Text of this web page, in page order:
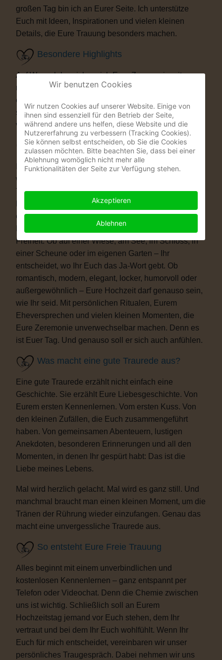
großen Tag bin ich an Eurer Seite. Ich unterstütze
Euch mit Ideen, Inspirationen und vielen kleinen
Details, die Eure Trauung besonders machen.
Besondere Highlights
Auf Wunsch bereichere ich Eure Zeremonie mit
musikalischen oder künstlerischen Elementen. Als
ehemaliger Musicaldarsteller und Sänger entstehen
so Momente, die Eure Gäste garantiert nicht
vergessen werden.
Warum eine Freie Trauung?
Immer mehr Paare wünschen sich eine Hochzeit, die
wirklich zu ihnen passt. Vielleicht ist eine kirchliche
Trauung nicht das Richtige für Euch. Vielleicht ist
Euch die standesamtliche Zeremonie allein zu kurz
oder zu unpersönlich. Eine Freie Trauung schenkt
Euch genau das, was Ihr Euch wünscht: völlige
Freiheit. Ob auf einer Wiese, am See, im Schloss, in
einer Scheune oder im eigenen Garten – Ihr
entscheidet, wo Ihr Euch das Ja-Wort gebt. Ob
romantisch, modern, elegant, locker, humorvoll oder
außergewöhnlich – Eure Hochzeit darf genauso sein,
wie Ihr seid. Mit persönlichen Ritualen, Eurem
Eheversprechen und vielen kleinen Momenten, die
Eure Zeremonie unverwechselbar machen. Denn es
ist Euer Tag. Und genauso soll er sich auch anfühlen.
Was macht eine gute Traurede aus?
Eine gute Traurede erzählt nicht einfach eine
Geschichte. Sie erzählt Eure Liebesgeschichte. Von
Eurem ersten Kennenlernen. Vom ersten Kuss. Von
den kleinen Zufällen, die Euch zusammengeführt
haben. Von gemeinsamen Abenteuern, lustigen
Anekdoten, besonderen Erinnerungen und all den
Momenten, in denen Ihr gespürt habt: Das ist die
Liebe meines Lebens.
Mal wird herzlich gelacht. Mal wird es ganz still. Und
manchmal braucht man einen kleinen Moment, um die
Tränen der Rührung wieder einzufangen. Genau das
macht eine unvergessliche Traurede aus.
So entsteht Eure Freie Trauung
Alles beginnt mit einem unverbindlichen und
kostenlosen Kennenlernen – ganz entspannt per
Telefon oder Videochat. Denn die Chemie zwischen
uns ist wichtig. Schließlich soll an Eurem
Hochzeitstag jemand vor Euch stehen, dem Ihr
vertraut und bei dem Ihr Euch wohlfühlt. Wenn Ihr
Euch für mich entscheidet, vereinbaren wir unser
persönliches Traugespräch. Dabei nehmen wir uns
Wir benutzen Cookies
Wir nutzen Cookies auf unserer Website. Einige von
ihnen sind essenziell für den Betrieb der Seite,
während andere uns helfen, diese Website und die
Nutzererfahrung zu verbessern (Tracking Cookies).
Sie können selbst entscheiden, ob Sie die Cookies
zulassen möchten. Bitte beachten Sie, dass bei einer
Ablehnung womöglich nicht mehr alle
Funktionalitäten der Seite zur Verfügung stehen.
Akzeptieren
Ablehnen